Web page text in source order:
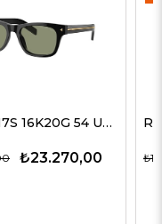
Rayban 4547 601/58 60 Erkek Güneş Gözlükleri
₺9.774,00